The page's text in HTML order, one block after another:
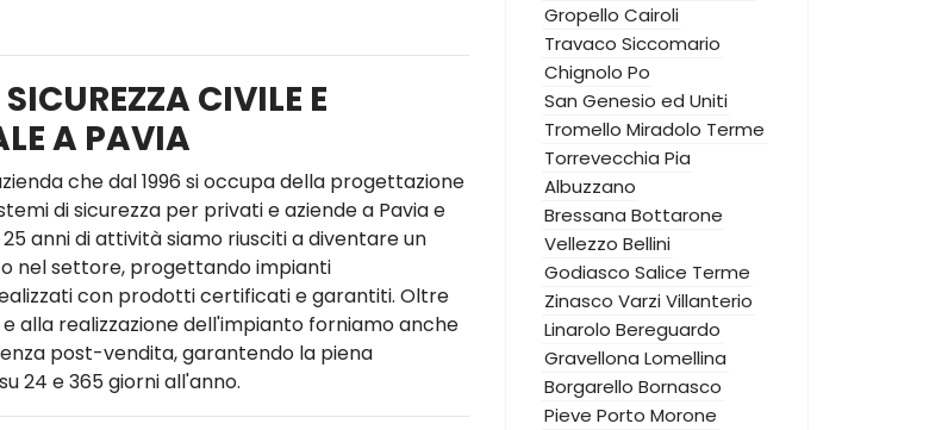
CIVILE E
A PAVIA
che dal 1996 si occupa della progettazione
di sicurezza per privati e aziende a Pavia e
anni di attività siamo riusciti a diventare un
nel settore, progettando impianti
con prodotti certificati e garantiti. Oltre
alla realizzazione dell'impianto forniamo anche
post-vendita, garantendo la piena
24 e 365 giorni all'anno.
Gropello Cairoli
Travaco Siccomario
Chignolo Po
San Genesio ed Uniti
Tromello Miradolo Terme
Torrevecchia Pia
Albuzzano
Bressana Bottarone
Vellezzo Bellini
Godiasco Salice Terme
Zinasco VarziVillanterio
Linarolo Bereguardo
Gravellona Lomellina
Borgarello Bornasco
Pieve Porto Morone